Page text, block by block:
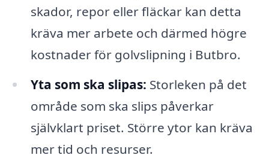
skador, repor eller fläckar kan detta
kräva mer arbete och därmed högre
kostnader för golvslipning i Butbro.
Yta som ska slipas: Storleken på det
område som ska slips påverkar
självklart priset. Större ytor kan kräva
mer tid och resurser.